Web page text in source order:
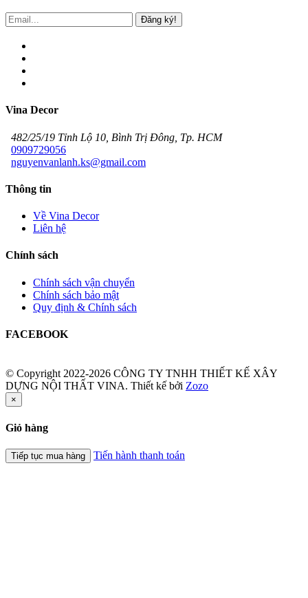
Đăng ký!
Vina Decor
482/25/19 Tỉnh Lộ 10, Bình Trị Đông, Tp. HCM
0909729056
nguyenvanlanh.ks@gmail.com
Thông tin
Về Vina Decor
Liên hệ
Chính sách
Chính sách vận chuyển
Chính sách bảo mật
Quy định & Chính sách
FACEBOOK
© Copyright 2022-2026 CÔNG TY TNHH THIẾT KẾ XÂY
DỰNG NỘI THẤT VINA. Thiết kế bởi Zozo
×
Giỏ hàng
Tiếp tục mua hàng Tiến hành thanh toán